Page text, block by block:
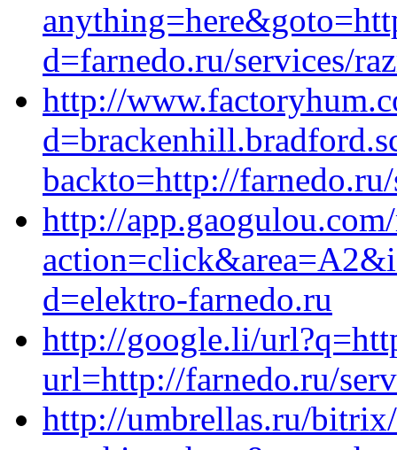
d=farnedo.ru/services/
http://
backto=http://
http://
d=elektro-farnedo.ru
http://google.li/
url=http://farnedo.ru/
http://umbrellas.ru/